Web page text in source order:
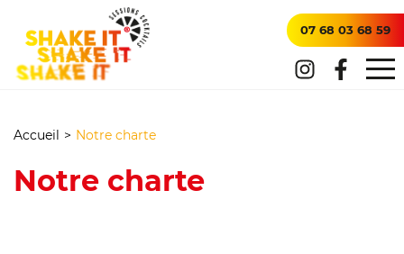
07 68 03 68 59
Accueil > Notre charte
Notre charte